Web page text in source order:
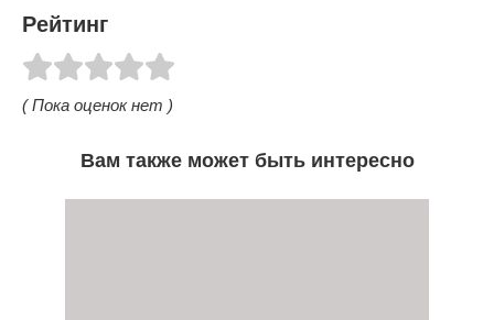
Рейтинг
( Пока оценок нет )
Вам также может быть интересно